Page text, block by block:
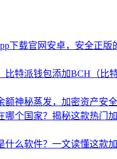
下载官网安卓，安全正版
比特派钱包添加BCH（比
额神秘蒸发，加密资产安
哪个国家？揭秘这款热门
什么软件？一文读懂这款